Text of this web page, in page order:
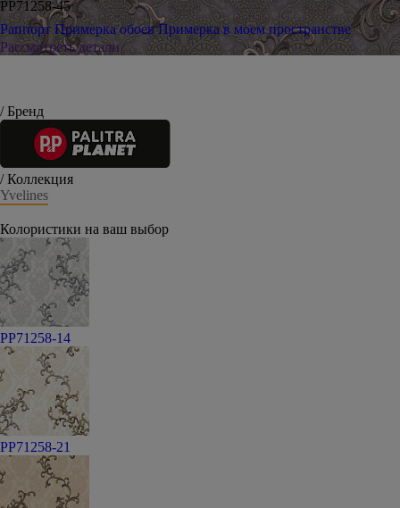
PP71258-45
Раппорт Примерка обоев Примерка в моем пространстве
Рассмотреть детали
/ Бренд
/ Коллекция
Yvelines
Колористики на ваш выбор
PP71258-14
PP71258-21